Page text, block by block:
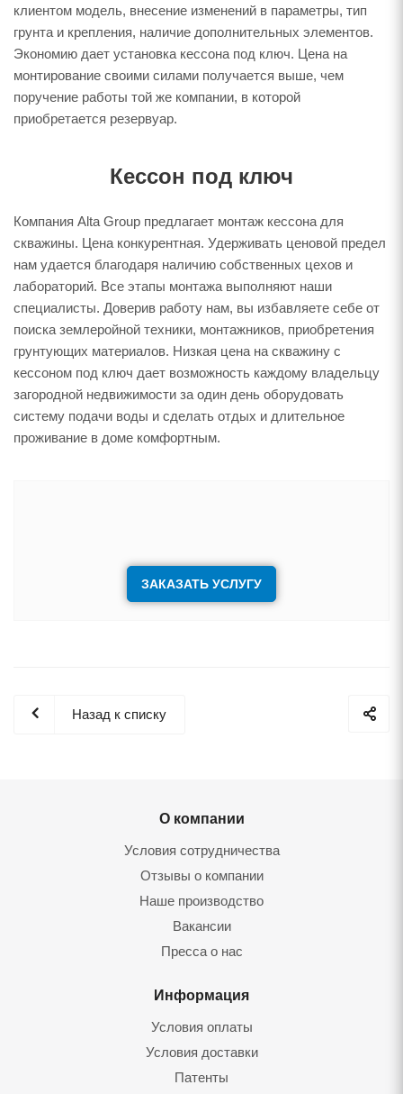
клиентом модель, внесение изменений в параметры, тип
грунта и крепления, наличие дополнительных элементов.
Экономию дает установка кессона под ключ. Цена на
монтирование своими силами получается выше, чем
поручение работы той же компании, в которой
приобретается резервуар.
Кессон под ключ
Компания Alta Group предлагает монтаж кессона для
скважины. Цена конкурентная. Удерживать ценовой предел
нам удается благодаря наличию собственных цехов и
лабораторий. Все этапы монтажа выполняют наши
специалисты. Доверив работу нам, вы избавляете себе от
поиска землеройной техники, монтажников, приобретения
грунтующих материалов. Низкая цена на скважину с
кессоном под ключ дает возможность каждому владельцу
загородной недвижимости за один день оборудовать
систему подачи воды и сделать отдых и длительное
проживание в доме комфортным.
ЗАКАЗАТЬ УСЛУГУ
Назад к списку
О компании
Условия сотрудничества
Отзывы о компании
Наше производство
Вакансии
Пресса о нас
Информация
Условия оплаты
Условия доставки
Патенты